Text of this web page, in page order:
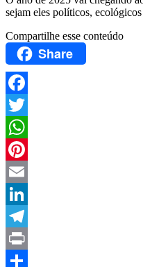
sejam eles políticos,
Compartilhe esse conteúdo
Share
Facebook
Twitter
WhatsApp
Pinterest
Email
LinkedIn
Telegram
Print